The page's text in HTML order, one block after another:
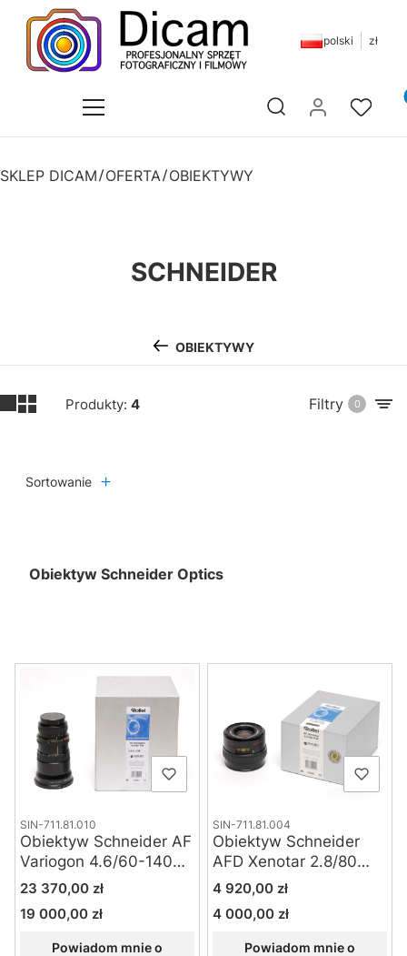
polski zł
Otwórz wyszukiwarkę
SKLEP DICAM OFERTA OBIEKTYWY
SCHNEIDER
OBIEKTYWY
Produkty: 4 Filtry 0
Sortowanie
Obiektyw Schneider Optics
Lista produktów
SIN-711.81.010
Obiektyw Schneider AF
Variogon 4.6/60-140
PQS
Cena
23 370,00 zł
Cena
19 000,00 zł
Powiadom mnie o
SIN-711.81.004
Obiektyw Schneider
AFD Xenotar 2.8/80
PQS
Cena
4 920,00 zł
Cena
4 000,00 zł
Powiadom mnie o